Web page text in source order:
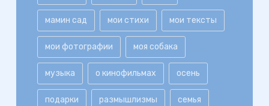
мамин сад мои стихи мои тексты
мои фотографии моя собака
музыка о кинофильмах осень
подарки размышлизмы семья